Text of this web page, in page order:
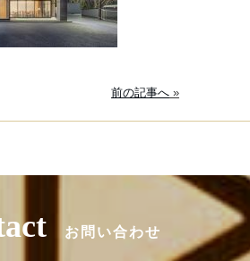
前の記事へ»
お問い合わせ